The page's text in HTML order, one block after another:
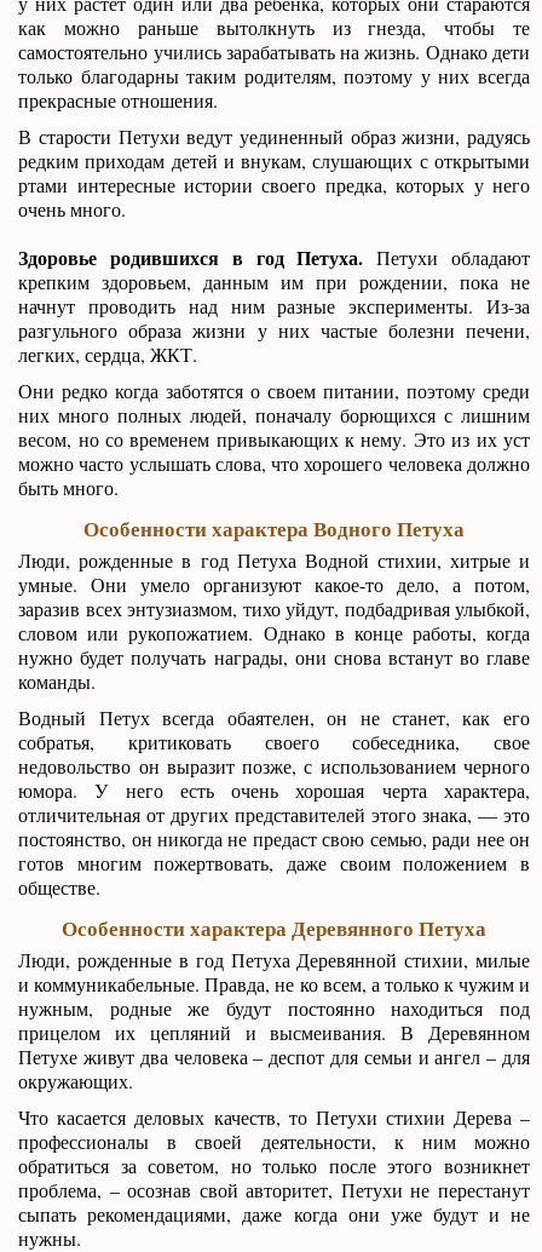
как можно раньше вытолкнуть из гнезда, чтобы те
самостоятельно учились зарабатывать на жизнь. Однако дети
только благодарны таким родителям, поэтому у них всегда
прекрасные отношения.
В старости Петухи ведут уединенный образ жизни, радуясь
редким приходам детей и внукам, слушающих с открытыми
ртами интересные истории своего предка, которых у него
очень много.
Здоровье родившихся в год Петуха. Петухи обладают
крепким здоровьем, данным им при рождении, пока не
начнут проводить над ним разные эксперименты. Из-за
разгульного образа жизни у них частые болезни печени,
легких, сердца, ЖКТ.
Они редко когда заботятся о своем питании, поэтому среди
них много полных людей, поначалу борющихся с лишним
весом, но со временем привыкающих к нему. Это из их уст
можно часто услышать слова, что хорошего человека должно
быть много.
Особенности характера Водного Петуха
Люди, рожденные в год Петуха Водной стихии, хитрые и
умные. Они умело организуют какое-то дело, а потом,
заразив всех энтузиазмом, тихо уйдут, подбадривая улыбкой,
словом или рукопожатием. Однако в конце работы, когда
нужно будет получать награды, они снова встанут во главе
команды.
Водный Петух всегда обаятелен, он не станет, как его
собратья, критиковать своего собеседника, свое
недовольство он выразит позже, с использованием черного
юмора. У него есть очень хорошая черта характера,
отличительная от других представителей этого знака, — это
постоянство, он никогда не предаст свою семью, ради нее он
готов многим пожертвовать, даже своим положением в
обществе.
Особенности характера Деревянного Петуха
Люди, рожденные в год Петуха Деревянной стихии, милые
и коммуникабельные. Правда, не ко всем, а только к чужим и
нужным, родные же будут постоянно находиться под
прицелом их цепляний и высмеивания. В Деревянном
Петухе живут два человека – деспот для семьи и ангел – для
окружающих.
Что касается деловых качеств, то Петухи стихии Дерева –
профессионалы в своей деятельности, к ним можно
обратиться за советом, но только после этого возникнет
проблема, – осознав свой авторитет, Петухи не перестанут
сыпать рекомендациями, даже когда они уже будут и не
нужны.